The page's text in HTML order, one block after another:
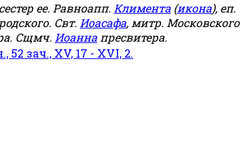
ее. Равноапп. Климента (икона), еп.
Свт. Иоасафа, митр. Московского
Сщмч. Иоанна пресвитера.
52 зач., XV, 17 - XVI, 2.